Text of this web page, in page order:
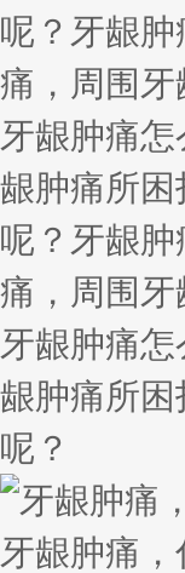
呢？牙龈
痛，周围
牙龈肿痛
龈肿痛所
呢？牙龈
痛，周围
牙龈肿痛
龈肿痛所
呢？
牙龈肿痛，